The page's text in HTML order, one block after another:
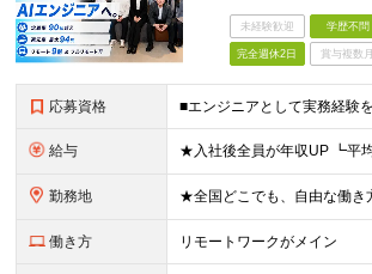
未経験歓迎 学歴不問
完全週休2日 賞与複数月
応募資格
給与
勤務地
働き方 リモートワークがメイン